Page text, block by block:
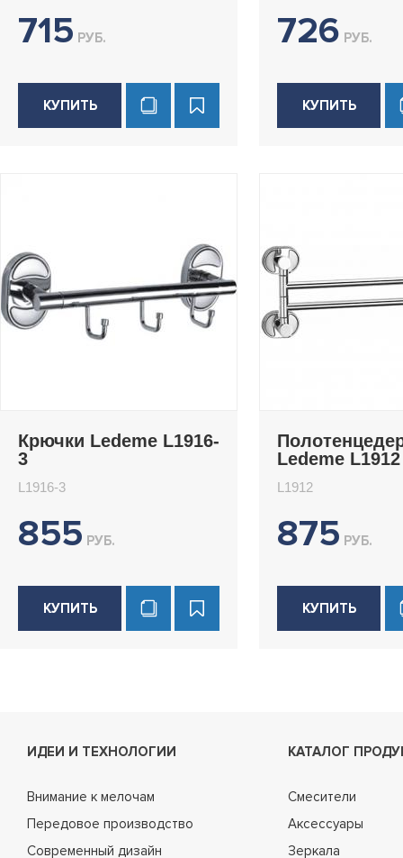
715 РУБ.
КУПИТЬ
726 РУБ.
КУПИТЬ
Крючки Ledeme L1916-
3
L1916-3
855 РУБ.
КУПИТЬ
Ledeme L1912
L1912
875 РУБ.
КУПИТЬ
ИДЕИ И ТЕХНОЛОГИИ
Внимание к мелочам
Передовое производство
Современный дизайн
КАТАЛОГ
Смесители
Аксессуары
Зеркала